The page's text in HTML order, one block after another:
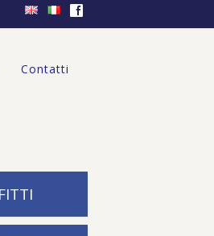
f
Contatti